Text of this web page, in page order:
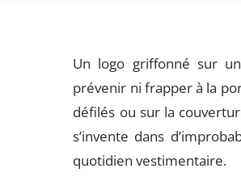
Un logo griffonné sur
prévenir ni frapper à la
défilés ou sur la
s’invente dans
quotidien vestimentaire.